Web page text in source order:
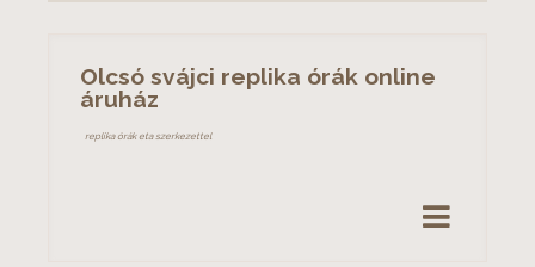
Olcsó svájci replika órák online
áruház
replika órák eta szerkezettel